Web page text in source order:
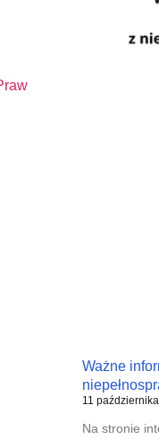
Ważne
11
Na stronie